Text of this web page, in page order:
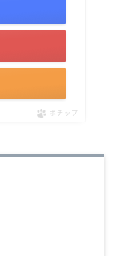
ポチップ